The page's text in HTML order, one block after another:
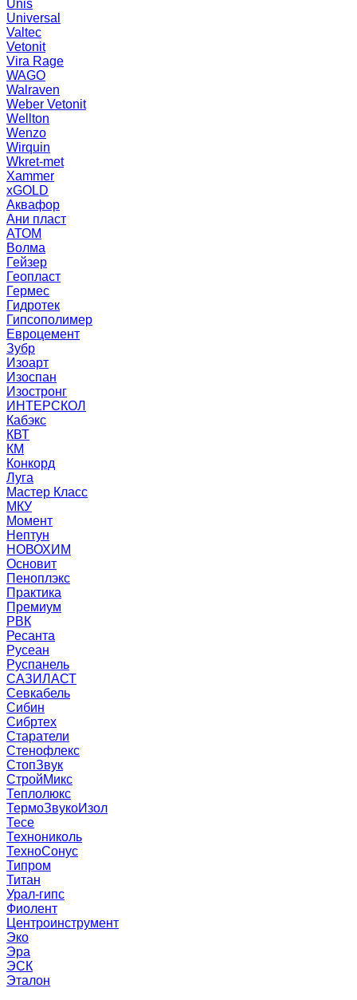
Unis
Universal
Valtec
Vetonit
Vira Rage
WAGO
Walraven
Weber Vetonit
Wellton
Wenzo
Wirquin
Wkret-met
Xammer
xGOLD
Аквафор
Ани пласт
АТОМ
Волма
Гейзер
Геопласт
Гермес
Гидротек
Гипсополимер
Евроцемент
Зубр
Изоарт
Изоспан
Изостронг
ИНТЕРСКОЛ
Кабэкс
КВТ
КМ
Конкорд
Луга
Мастер Класс
МКУ
Момент
Нептун
НОВОХИМ
Основит
Пеноплэкс
Практика
Премиум
РВК
Ресанта
Русеан
Руспанель
САЗИЛАСТ
Севкабель
Сибин
Сибртех
Старатели
Стенофлекс
СтопЗвук
СтройМикс
Теплолюкс
ТермоЗвукоИзол
Тесе
Технониколь
ТехноСонус
Типром
Титан
Урал-гипс
Фиолент
Центроинструмент
Эко
Эра
ЭСК
Эталон